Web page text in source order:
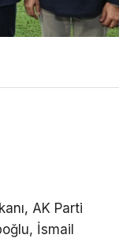
AK Parti
İsmail